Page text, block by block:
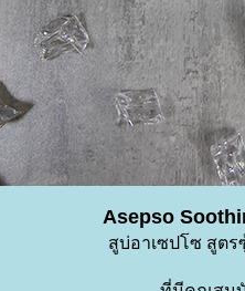
Asepso
สูบ่อาเซปโซ สูต